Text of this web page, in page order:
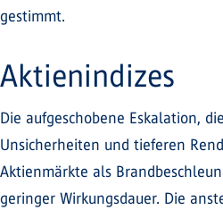
gestimmt.
Aktienindizes
Die aufgeschobene Eskalation,
Unsicherheiten und tieferen
Aktienmärkte als
geringer Wirkungsdauer. Die